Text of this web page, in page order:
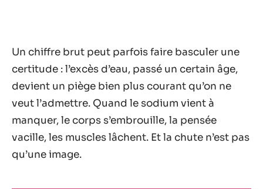
Un chiffre brut peut parfois faire basculer une
certitude : l’excès d’eau, passé un certain âge,
devient un piège bien plus courant qu’on ne
veut l’admettre. Quand le sodium vient à
manquer, le corps s’embrouille, la pensée
vacille, les muscles lâchent. Et la chute n’est pas
qu’une image.